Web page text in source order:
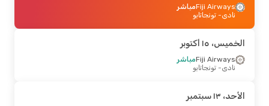
Fiji Airways1 محطة توقف
- تونجاتابو
Fiji Airways
تونجاتابو- أوكلاند
- الخميس، ١٠ سبتمبر
Air New Zealand
تونجاتابو- دبي
Fiji Airwaysمباشر
- تونجاتابو
١٥ أكتوبر
Fiji Airwaysمباشر
- تونجاتابو